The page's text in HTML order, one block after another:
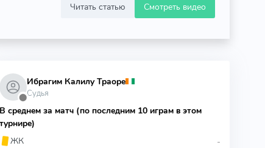
Читать статью Смотреть видео
⬤
Ибрагим Калилу Траоре
Судья
В среднем за матч (по последним 10 играм в этом
турнире)
ЖК
-